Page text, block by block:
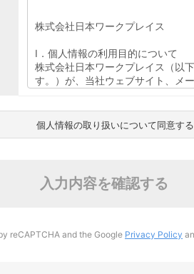
個人情報の取り扱いについて同意する
入力内容を確認する
reCAPTCHA and the Google Privacy Policy